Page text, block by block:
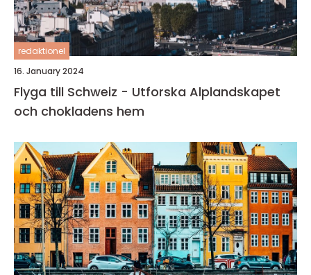
redaktionel
16. January 2024
Flyga till Schweiz - Utforska Alplandskapet
och chokladens hem